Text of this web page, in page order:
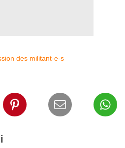
des militant-e-s